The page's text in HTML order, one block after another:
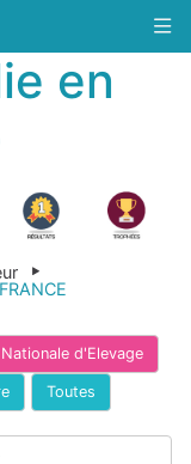
en
Nationale d'Elevage
Toutes